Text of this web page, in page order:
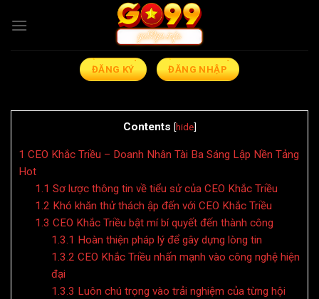
qua
ĐĂNG KÝ ĐĂNG NHẬP
Contents [hide]
1 CEO Khắc Triều – Doanh Nhân Tài Ba Sáng Lập Nền Tảng
Hot
1.1 Sơ lược thông tin về tiểu sử của CEO Khắc Triều
1.2 Khó khăn thử thách ập đến với CEO Khắc Triều
1.3 CEO Khắc Triều bật mí bí quyết đến thành công
1.3.1 Hoàn thiện pháp lý để gây dựng lòng tin
1.3.2 CEO Khắc Triều nhấn mạnh vào công nghệ hiện
đại
1.3.3 Luôn chú trọng vào trải nghiệm của từng hội